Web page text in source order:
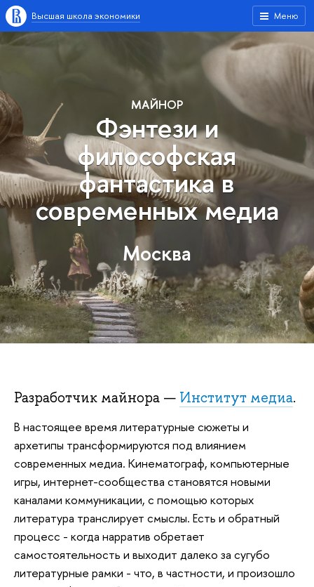
Меню
Высшая школа экономики
МАЙНОР
Фэнтези и
философская
фантастика в
современных медиа
Москва
Разработчик майнора — Институт медиа.
В настоящее время литературные сюжеты и
архетипы трансформируются под влиянием
современных медиа. Кинематограф, компьютерные
игры, интернет-сообщества становятся новыми
каналами коммуникации, с помощью которых
литература транслирует смыслы. Есть и обратный
процесс - когда нарратив обретает
самостоятельность и выходит далеко за сугубо
литературные рамки - что, в частности, и произошло